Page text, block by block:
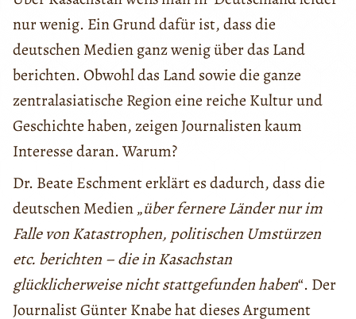
nur wenig. Ein Grund dafür ist, dass die
deutschen Medien ganz wenig über das Land
berichten. Obwohl das Land sowie die ganze
zentralasiatische Region eine reiche Kultur und
Geschichte haben, zeigen Journalisten kaum
Interesse daran. Warum?
Dr. Beate Eschment erklärt es dadurch, dass die
deutschen Medien „über fernere Länder nur im
Falle von Katastrophen, politischen Umstürzen
etc. berichten – die in Kasachstan
glücklicherweise nicht stattgefunden haben“. Der
Journalist Günter Knabe hat dieses Argument